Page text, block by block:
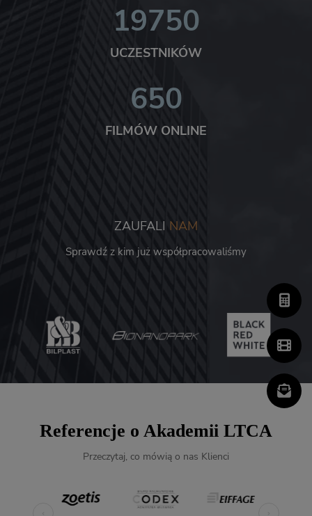
19750
UCZESTNIKÓW
650
FILMÓW ONLINE
ZAUFALI NAM
Sprawdź z kim już współpracowaliśmy
Referencje o Akademii LTCA
Przeczytaj, co mówią o nas Klienci